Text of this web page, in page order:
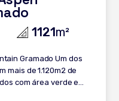
1121m²
Um dos
com área verde e